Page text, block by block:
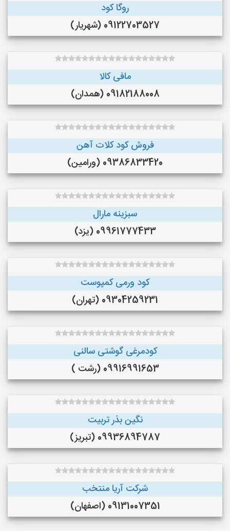
روگا کود
09122703527 (شهریار)
مافی کالا
09182188008 (همدان)
فروش کود کلات آهن
09386833420 (ورامین)
سبزینه مارال
09961777433 (یزد)
کود ورمی کمپوست
09304259231 (تهران)
کودمرغی گوشتی سالنی
09916991653 (رشت )
نگین بذر تربیت
09936894787 (تبریز)
شرکت آریا منتخب
09131007351 (اصفهان)